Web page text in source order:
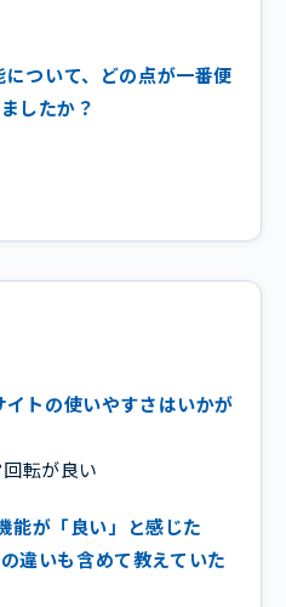
ついて、どの点が一番便
したか？
トの使いやすさはいかが
転が良い
能が「良い」と感じた
違いも含めて教えていた